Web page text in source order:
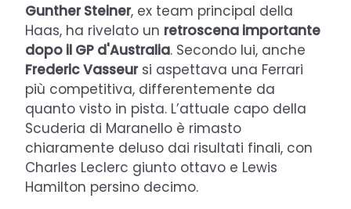
Gunther Steiner, ex team principal della
Haas, ha rivelato un retroscena importante
dopo il GP d'Australia. Secondo lui, anche
Frederic Vasseursi aspettava una Ferrari
più competitiva, differentemente da
quanto visto in pista. L’attuale capo della
Scuderia di Maranello è rimasto
chiaramente deluso dai risultati finali, con
Charles Leclerc giunto ottavo e Lewis
Hamilton persino decimo.